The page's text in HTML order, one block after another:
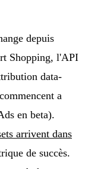
depuis
Shopping, l'API
data-
a
en beta).
arrivent dans
de succès.